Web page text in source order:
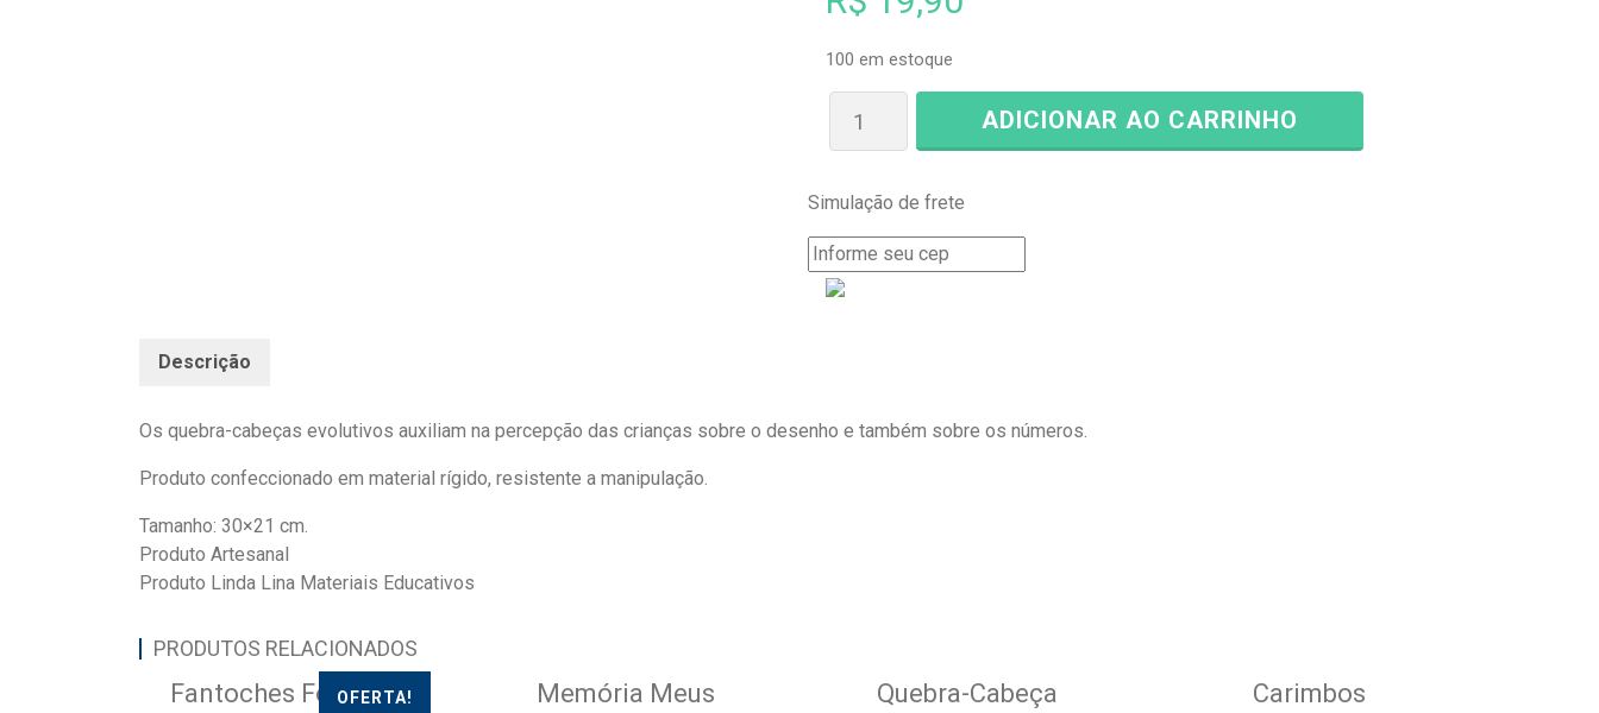
100 em estoque
ADICIONAR AO CARRINHO
Simulação de frete
Descrição
Os quebra-cabeças evolutivos auxiliam na percepção das crianças sobre o desenho e também sobre os números.
Produto confeccionado em material rígido, resistente a manipulação.
Tamanho: 30×21 cm.
Produto Artesanal
Produto Linda Lina Materiais Educativos
PRODUTOS RELACIONADOS
OFERTA!
Fantoches Folclore
Memória Meus
Quebra-Cabeça
Carimbos